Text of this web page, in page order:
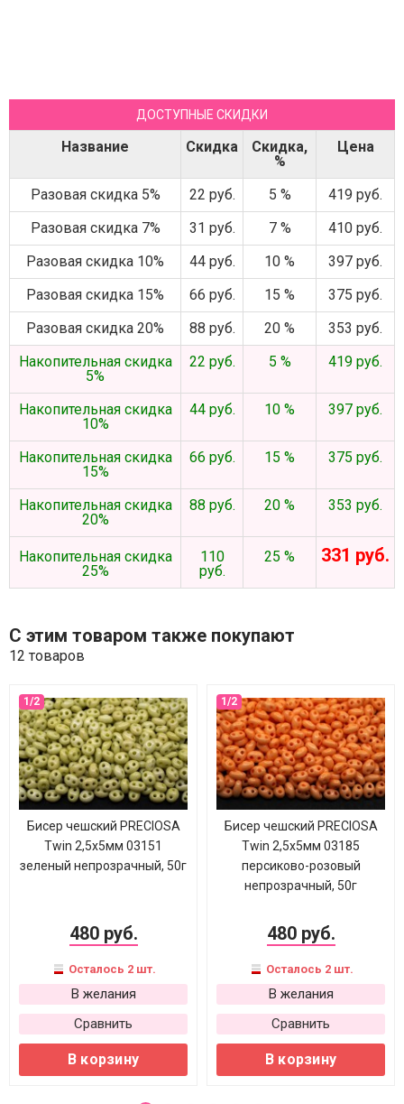
ДОСТУПНЫЕ СКИДКИ
Название Скидка
Скидка,
%
Цена
Разовая скидка 5% 22 руб. 5 %
419 руб.
Разовая скидка 7%
31 руб. 7 %
410 руб.
Разовая скидка 10%
44 руб. 10 %
397 руб.
Разовая скидка 15%
66 руб. 15 %
375 руб.
Разовая скидка 20%
88 руб. 20 %
353 руб.
Накопительная скидка
5%
22 руб. 5 % 419 руб.
Накопительная скидка
10%
44 руб. 10 % 397 руб.
Накопительная скидка
15%
66 руб. 15 % 375 руб.
Накопительная скидка
20%
88 руб. 20 % 353 руб.
Накопительная скидка
25%
110
руб.
25 % 331 руб.
С этим товаром также покупают
12 товаров
Бисер чешский PRECIOSA
Twin 2,5х5мм 03151
зеленый непрозрачный, 50г
480 руб.
Осталось 2 шт.
В желания
Сравнить
В корзину
Бисер чешский PRECIOSA
Twin 2,5х5мм 03185
персиково-розовый
непрозрачный, 50г
480 руб.
Осталось 2 шт.
В желания
Сравнить
В корзину